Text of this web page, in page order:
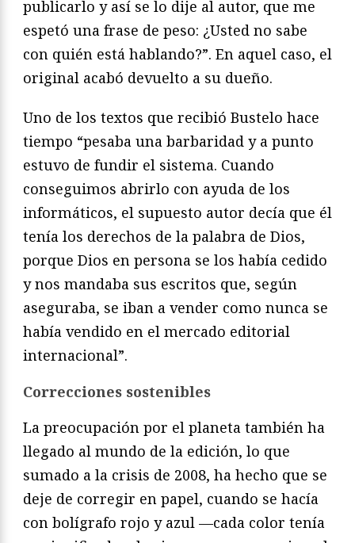
publicarlo y así se lo dije al autor, que me
espetó una frase de peso: ¿Usted no sabe
con quién está hablando?”. En aquel caso, el
original acabó devuelto a su dueño.
Uno de los textos que recibió Bustelo hace
tiempo “pesaba una barbaridad y a punto
estuvo de fundir el sistema. Cuando
conseguimos abrirlo con ayuda de los
informáticos, el supuesto autor decía que él
tenía los derechos de la palabra de Dios,
porque Dios en persona se los había cedido
y nos mandaba sus escritos que, según
aseguraba, se iban a vender como nunca se
había vendido en el mercado editorial
internacional”.
Correcciones sostenibles
La preocupación por el planeta también ha
llegado al mundo de la edición, lo que
sumado a la crisis de 2008, ha hecho que se
deje de corregir en papel, cuando se hacía
con bolígrafo rojo y azul —cada color tenía